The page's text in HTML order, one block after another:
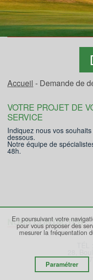
Accueil - Demande de
VOTRE PROJET DE
SERVICE
Indiquez nous vos
dessous.
Notre équipe de
48h.
NOUS CONTACTER
En poursuivant votre
pour vous proposer des
mesurer la fréquentation
Paramétrer